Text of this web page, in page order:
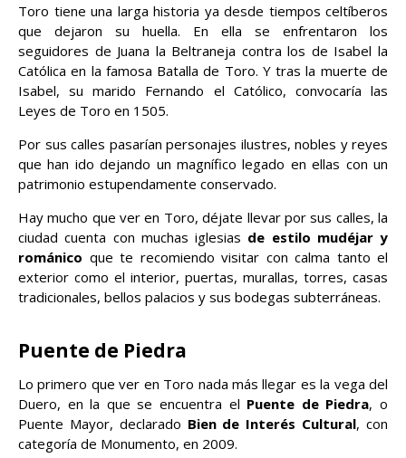
Toro tiene una larga historia ya desde tiempos celtíberos
que dejaron su huella. En ella se enfrentaron los
seguidores de Juana la Beltraneja contra los de Isabel la
Católica en la famosa Batalla de Toro. Y tras la muerte de
Isabel, su marido Fernando el Católico, convocaría las
Leyes de Toro en 1505.
Por sus calles pasarían personajes ilustres, nobles y reyes
que han ido dejando un magnífico legado en ellas con un
patrimonio estupendamente conservado.
Hay mucho que ver en Toro, déjate llevar por sus calles, la
ciudad cuenta con muchas iglesias de estilo mudéjar y
románico que te recomiendo visitar con calma tanto el
exterior como el interior, puertas, murallas, torres, casas
tradicionales, bellos palacios y sus bodegas subterráneas.
Puente de Piedra
Lo primero que ver en Toro nada más llegar es la vega del
Duero, en la que se encuentra el Puente de Piedra, o
Puente Mayor, declarado Bien de Interés Cultural, con
categoría de Monumento, en 2009.